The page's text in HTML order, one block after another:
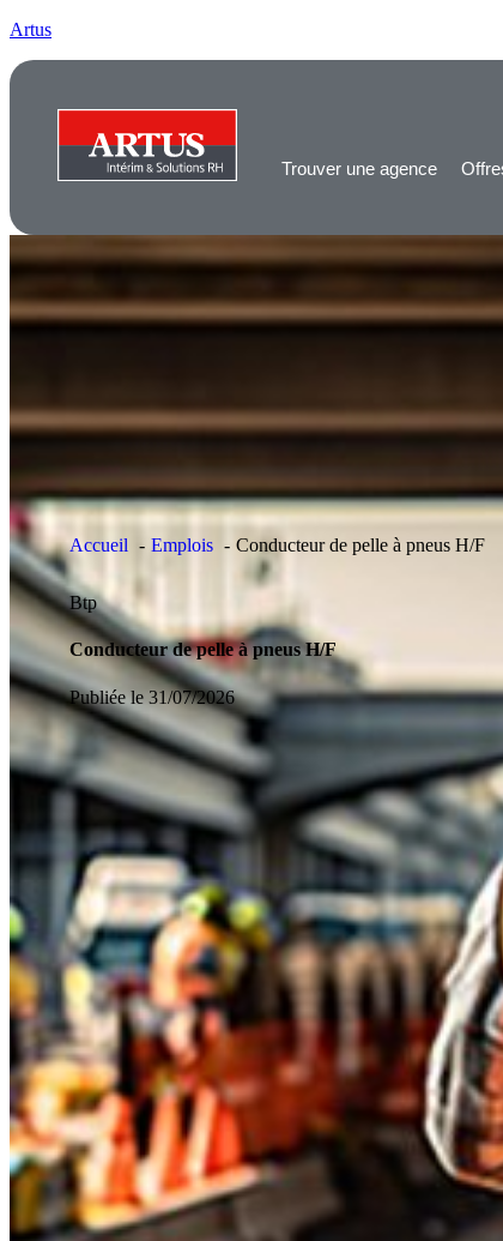
Artus
Trouver une agence
Accueil Emplois Conducteur de pelle à pneus H/F
Btp
Conducteur de pelle à pneus H/F
Publiée le 31/07/2026